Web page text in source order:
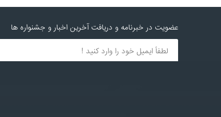
عضویت در خبرنامه و دریافت آخرین اخبار و جشنواره ها